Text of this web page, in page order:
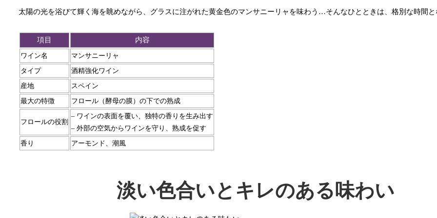
太陽の光を浴びて輝く海を眺めながら、グラスに注がれた黄金色のマンサニーリャを味わう…そんなひとときは、格別な時間と
項目 内容
ワイン名 マンサニーリャ
タイプ 酒精強化ワイン
産地 スペイン
最大の特徴 フロール（酵母の膜）の下での熟成
フロールの役割
– ワインの表面を覆い、独特の香りを生み出す
– 外部の空気からワインを守り、熟成を促す
香り アーモンド、潮風
淡い色合いとキレのある味わい